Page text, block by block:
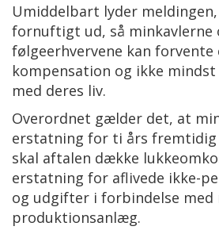
Umiddelbart lyder
fornuftigt ud, så minkavlerne
følgeerhvervene kan forvente
kompensation og ikke
med deres liv.
Overordnet gælder det, at
erstatning for ti års
skal aftalen dække
erstatning for aflivede ikke-
og udgifter i forbindelse med
produktionsanlæg.